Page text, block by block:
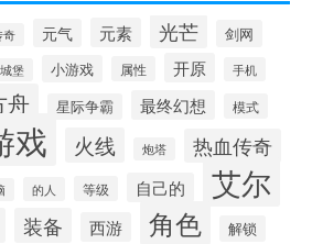
奇 元气 元素 光芒
剑网
城堡 小游戏 属性 开原 手机
舟 星际争霸 最终幻想 模式
戏 火线 炮塔 热血传奇
的人 等级 自己的 艾尔
装备 西游 角色 解锁